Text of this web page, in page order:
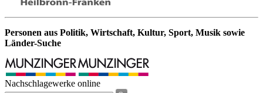
Personen aus Politik, Wirtschaft, Kultur, Sport, Musik sowie
Länder-Suche
Nachschlagewerke online